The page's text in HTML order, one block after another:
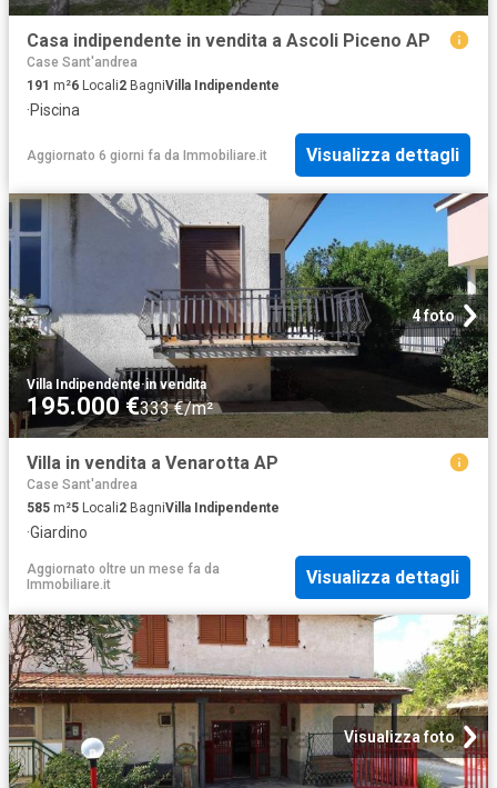
Casa indipendente in vendita a Ascoli Piceno AP
Case Sant'andrea
191 m²6 Locali2 BagniVilla Indipendente
·Piscina
Aggiornato 6 giorni fa da Immobiliare.it Visualizza dettagli
4 foto
Villa Indipendente·in vendita
195.000 €333 €/m²
Villa in vendita a Venarotta AP
Case Sant'andrea
585 m²5 Locali2 BagniVilla Indipendente
·Giardino
Aggiornato oltre un mese fa da
Immobiliare.it
Visualizza dettagli
Visualizza foto